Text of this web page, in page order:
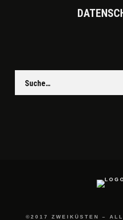
©2017 ZWEIKÜSTEN –